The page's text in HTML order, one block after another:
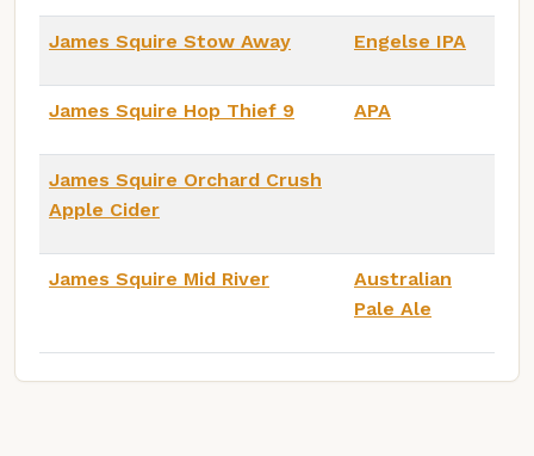
James Squire Stow Away Engelse IPA
James Squire Hop Thief 9 APA
James Squire Orchard Crush
Apple Cider
James Squire Mid River
Australian
Pale Ale